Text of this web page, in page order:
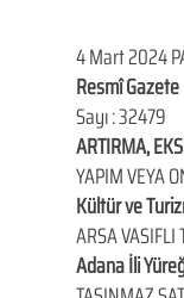
4 Mart 2024
Resmî Gazete
Sayı : 32479
ARTIRMA,
YAPIM VEYA
Kültür ve
ARSA VASIFLI
Adana İli